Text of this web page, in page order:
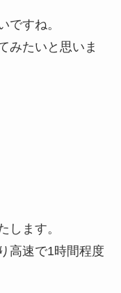
ですね。
みたいと思いま
します。
高速で1時間程度